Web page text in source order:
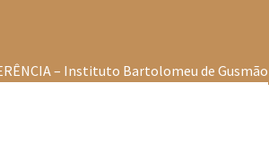
– Instituto Bartolomeu de Gusmão